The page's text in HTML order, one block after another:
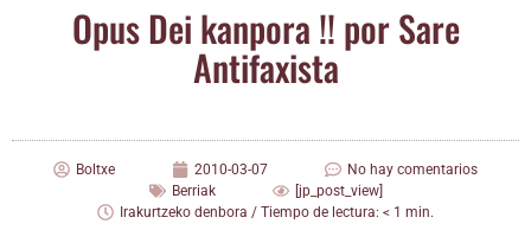
Opus Dei kan­po­ra !! por Sare
Antifaxista
Boltxe 2010-03-07
No hay comentarios
Berriak
[jp_post_view]
Irakurtzeko denbora / Tiempo de lectura: < 1 min.